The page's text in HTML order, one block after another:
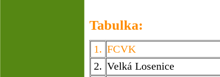
Tabulka:
1. FCVK
2. Velká Losenice